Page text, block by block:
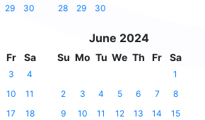
29 30
28
29 30
Fr Sa
3
4
10
11
17
18
June 2024
Su Mo Tu We Th Fr Sa
1
2
3 4 5 6 7
8
9
10 11 12 13 14
15